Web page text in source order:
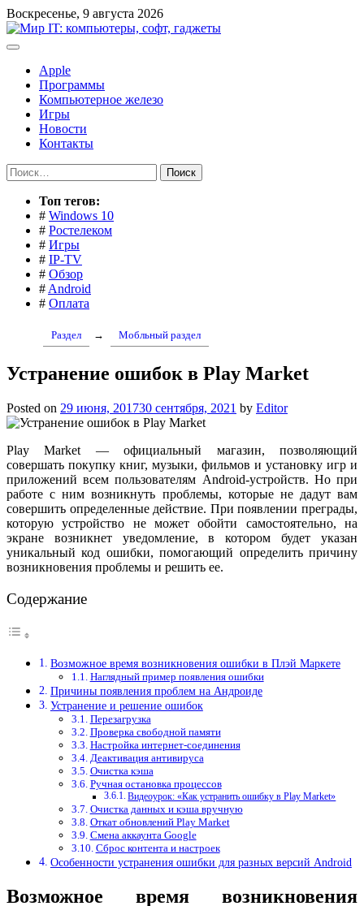
Перейти
к
содержимому
Воскресенье, 9 августа 2026
Apple
Программы
Компьютерное железо
Игры
Новости
Контакты
Найти:
Toп тегов:
# Windows 10
# Ростелеком
# Игры
# IP-TV
# Обзор
# Android
# Оплата
Раздел → Мобльный раздел
Устранение ошибок в Play Market
Posted on 29 июня, 201730 сентября, 2021 by Editor
Play Market — официальный магазин, позволяющий
совершать покупку книг, музыки, фильмов и установку игр и
приложений всем пользователям Android-устройств. Но при
работе с ним возникнуть проблемы, которые не дадут вам
совершить определенные действие. При появлении преграды,
которую устройство не может обойти самостоятельно, на
экране возникнет уведомление, в котором будет указан
уникальный код ошибки, помогающий определить причину
возникновения проблемы и решить ее.
Содержание
Возможное время возникновения ошибки в Плэй Маркете
Наглядный пример появления ошибки
Причины появления проблем на Андроиде
Устранение и решение ошибок
Перезагрузка
Проверка свободной памяти
Настройка интернет-соединения
Деактивация антивируса
Очистка кэша
Ручная остановка процессов
Видеоурок: «Как устранить ошибку в Play Market»
Очистка данных и кэша вручную
Откат обновлений Play Market
Смена аккаунта Google
Сброс контента и настроек
Особенности устранения ошибки для разных версий Android
Возможное время возникновения